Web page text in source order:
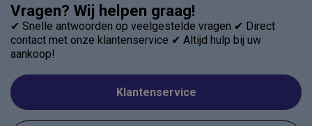
Vragen? Wij helpen graag!
✔ Snelle antwoorden op veelgestelde vragen ✔ Direct
contact met onze klantenservice ✔ Altijd hulp bij uw
aankoop!
Klantenservice